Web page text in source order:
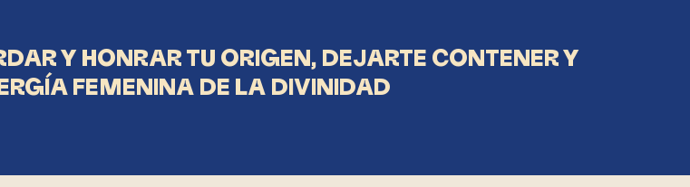
Y HONRAR TU ORIGEN, DEJARTE CONTENER Y
FEMENINA DE LA DIVINIDAD